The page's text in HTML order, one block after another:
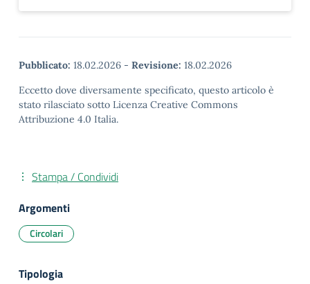
Pubblicato: 18.02.2026 - Revisione: 18.02.2026
Eccetto dove diversamente specificato, questo articolo è
stato rilasciato sotto Licenza Creative Commons
Attribuzione 4.0 Italia.
Stampa / Condividi
Argomenti
Circolari
Tipologia